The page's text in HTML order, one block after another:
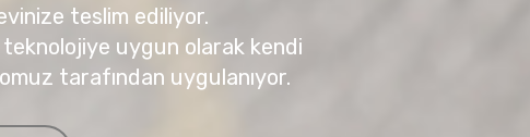
teslim ediliyor.
uygun olarak kendi
tarafından uygulanıyor.